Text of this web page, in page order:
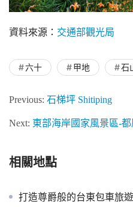
資料來源： 交通部觀光局
六十 甲地 石
Previous: 石梯坪 Shitiping
Next: 東部海岸國家風景區-都歷遊客中心 East
相關地點
打造尊爵般的台東包車旅